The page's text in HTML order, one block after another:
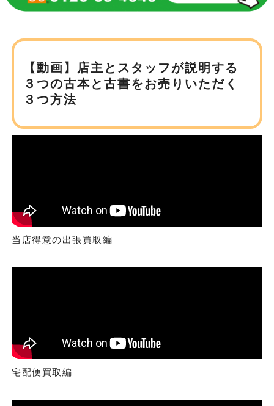
【動画】店主とスタッフが説明する
３つの古本と古書をお売りいただく
３つ方法
当店得意の出張買取編
宅配便買取編